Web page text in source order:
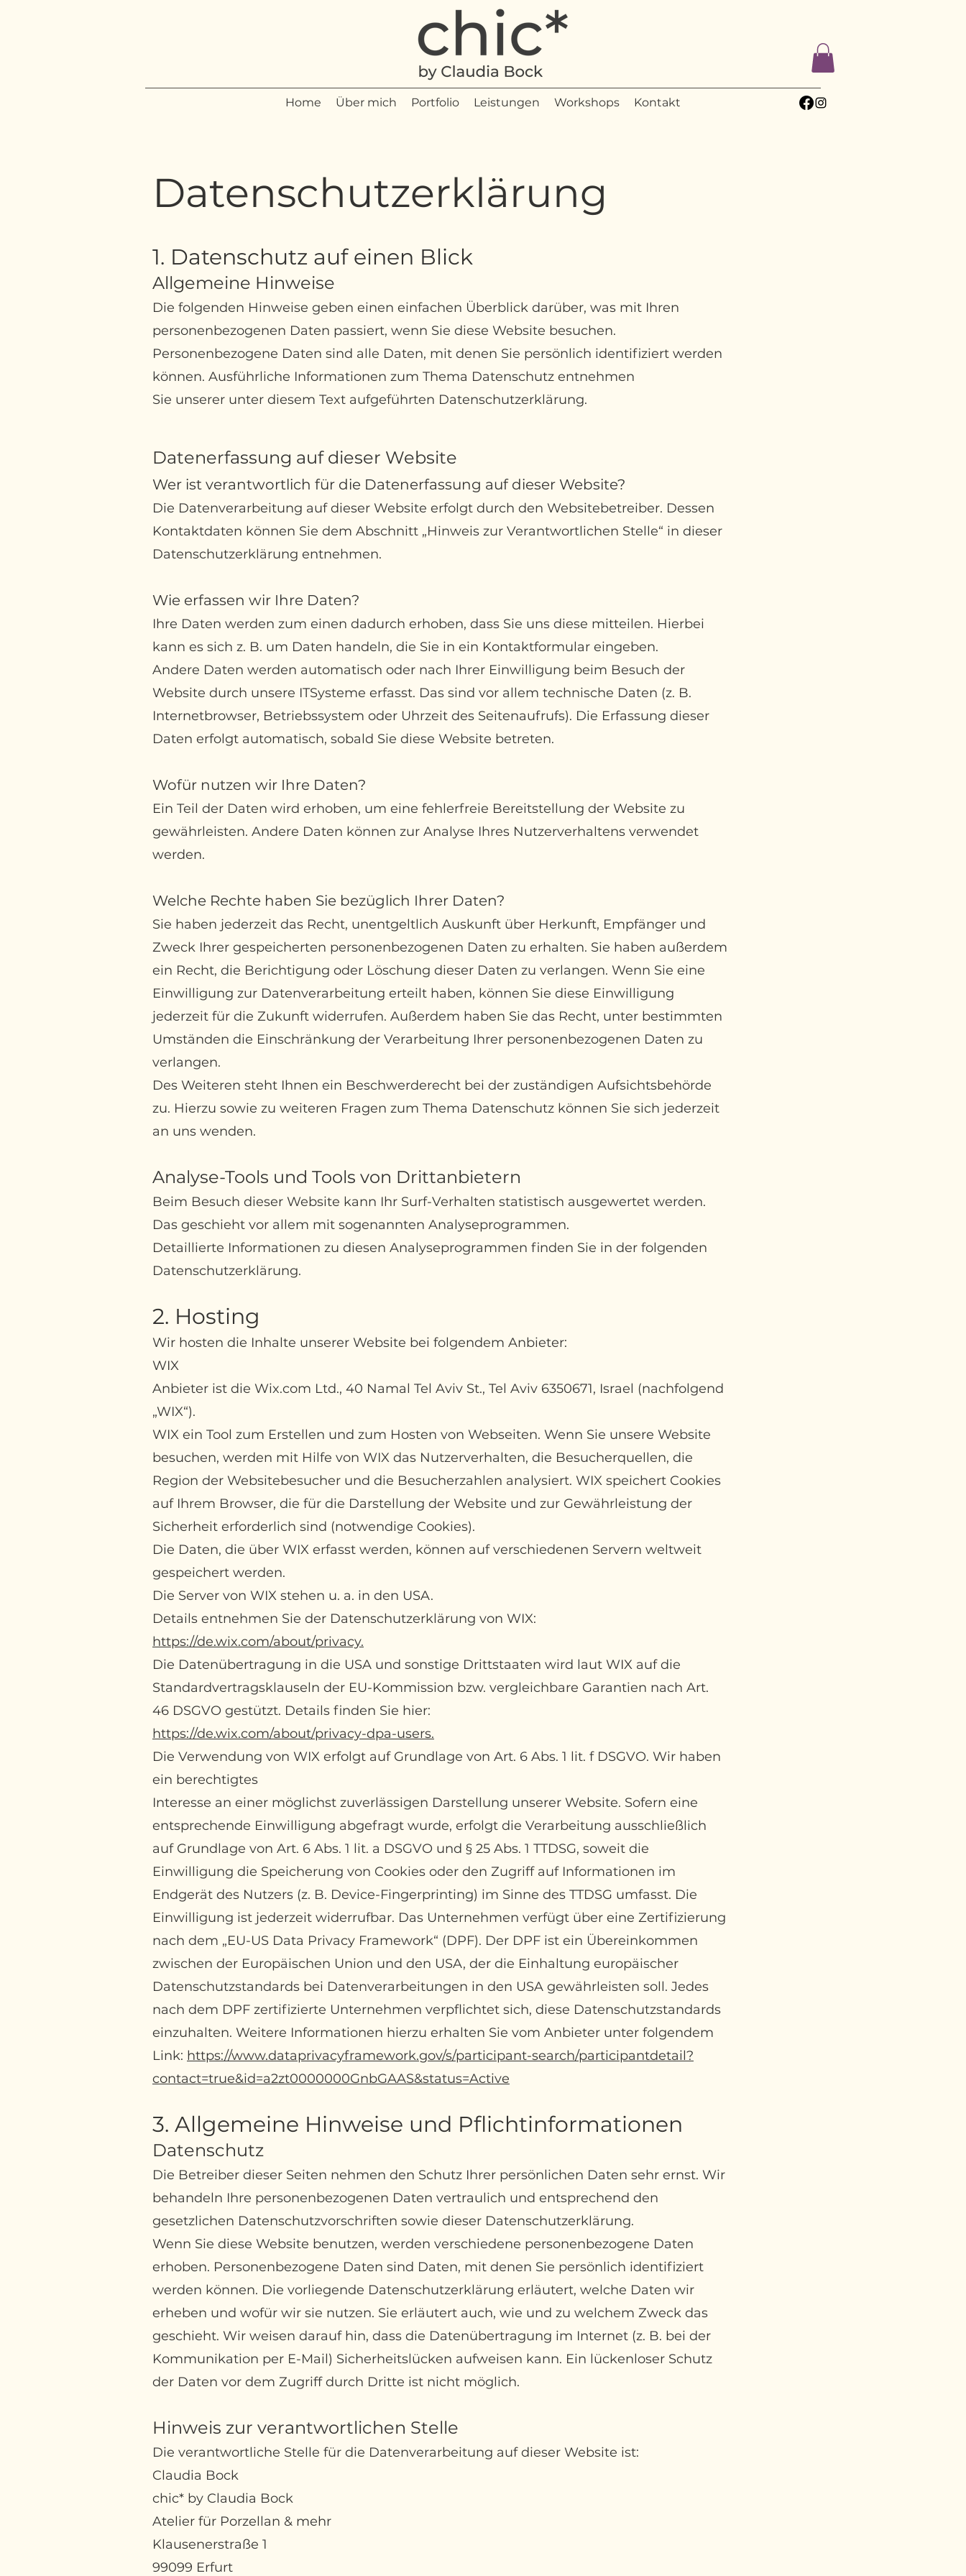
Home Über mich Portfolio Leistungen Workshops Kontakt
Datenschutzerklärung
1. Datenschutz auf einen Blick
Allgemeine Hinweise
Die folgenden Hinweise geben einen einfachen Überblick darüber, was mit Ihren
personenbezogenen Daten passiert, wenn Sie diese Website besuchen.
Personenbezogene Daten sind alle Daten, mit denen Sie persönlich identifiziert werden
können. Ausführliche Informationen zum Thema Datenschutz entnehmen
Sie unserer unter diesem Text aufgeführten Datenschutzerklärung.
Datenerfassung auf dieser Website
Wer ist verantwortlich für die Datenerfassung auf dieser Website?
Die Datenverarbeitung auf dieser Website erfolgt durch den Websitebetreiber. Dessen
Kontaktdaten können Sie dem Abschnitt „Hinweis zur Verantwortlichen Stelle“ in dieser
Datenschutzerklärung entnehmen.
Wie erfassen wir Ihre Daten?
Ihre Daten werden zum einen dadurch erhoben, dass Sie uns diese mitteilen. Hierbei
kann es sich z. B. um Daten handeln, die Sie in ein Kontaktformular eingeben.
Andere Daten werden automatisch oder nach Ihrer Einwilligung beim Besuch der
Website durch unsere ITSysteme erfasst. Das sind vor allem technische Daten (z. B.
Internetbrowser, Betriebssystem oder Uhrzeit des Seitenaufrufs). Die Erfassung dieser
Daten erfolgt automatisch, sobald Sie diese Website betreten.
Wofür nutzen wir Ihre Daten?
Ein Teil der Daten wird erhoben, um eine fehlerfreie Bereitstellung der Website zu
gewährleisten. Andere Daten können zur Analyse Ihres Nutzerverhaltens verwendet
werden.
Welche Rechte haben Sie bezüglich Ihrer Daten?
Sie haben jederzeit das Recht, unentgeltlich Auskunft über Herkunft, Empfänger und
Zweck Ihrer gespeicherten personenbezogenen Daten zu erhalten. Sie haben außerdem
ein Recht, die Berichtigung oder Löschung dieser Daten zu verlangen. Wenn Sie eine
Einwilligung zur Datenverarbeitung erteilt haben, können Sie diese Einwilligung
jederzeit für die Zukunft widerrufen. Außerdem haben Sie das Recht, unter bestimmten
Umständen die Einschränkung der Verarbeitung Ihrer personenbezogenen Daten zu
verlangen.
Des Weiteren steht Ihnen ein Beschwerderecht bei der zuständigen Aufsichtsbehörde
zu. Hierzu sowie zu weiteren Fragen zum Thema Datenschutz können Sie sich jederzeit
an uns wenden.
Analyse-Tools und Tools von Drittanbietern
Beim Besuch dieser Website kann Ihr Surf-Verhalten statistisch ausgewertet werden.
Das geschieht vor allem mit sogenannten Analyseprogrammen.
Detaillierte Informationen zu diesen Analyseprogrammen finden Sie in der folgenden
Datenschutzerklärung.
2. Hosting
Wir hosten die Inhalte unserer Website bei folgendem Anbieter:
WIX
Anbieter ist die Wix.com Ltd., 40 Namal Tel Aviv St., Tel Aviv 6350671, Israel (nachfolgend
„WIX“).
WIX ein Tool zum Erstellen und zum Hosten von Webseiten. Wenn Sie unsere Website
besuchen, werden mit Hilfe von WIX das Nutzerverhalten, die Besucherquellen, die
Region der Websitebesucher und die Besucherzahlen analysiert. WIX speichert Cookies
auf Ihrem Browser, die für die Darstellung der Website und zur Gewährleistung der
Sicherheit erforderlich sind (notwendige Cookies).
Die Daten, die über WIX erfasst werden, können auf verschiedenen Servern weltweit
gespeichert werden.
Die Server von WIX stehen u. a. in den USA.
Details entnehmen Sie der Datenschutzerklärung von WIX:
https://de.wix.com/about/privacy.
Die Datenübertragung in die USA und sonstige Drittstaaten wird laut WIX auf die
Standardvertragsklauseln der EU-Kommission bzw. vergleichbare Garantien nach Art.
46 DSGVO gestützt. Details finden Sie hier:
https://de.wix.com/about/privacy-dpa-users.
Die Verwendung von WIX erfolgt auf Grundlage von Art. 6 Abs. 1 lit. f DSGVO. Wir haben
ein berechtigtes
Interesse an einer möglichst zuverlässigen Darstellung unserer Website. Sofern eine
entsprechende Einwilligung abgefragt wurde, erfolgt die Verarbeitung ausschließlich
auf Grundlage von Art. 6 Abs. 1 lit. a DSGVO und § 25 Abs. 1 TTDSG, soweit die
Einwilligung die Speicherung von Cookies oder den Zugriff auf Informationen im
Endgerät des Nutzers (z. B. Device-Fingerprinting) im Sinne des TTDSG umfasst. Die
Einwilligung ist jederzeit widerrufbar. Das Unternehmen verfügt über eine Zertifizierung
nach dem „EU-US Data Privacy Framework“ (DPF). Der DPF ist ein Übereinkommen
zwischen der Europäischen Union und den USA, der die Einhaltung europäischer
Datenschutzstandards bei Datenverarbeitungen in den USA gewährleisten soll. Jedes
nach dem DPF zertifizierte Unternehmen verpflichtet sich, diese Datenschutzstandards
einzuhalten. Weitere Informationen hierzu erhalten Sie vom Anbieter unter folgendem
Link: https://www.dataprivacyframework.gov/s/participant-search/participantdetail?
contact=true&id=a2zt0000000GnbGAAS&status=Active
3. Allgemeine Hinweise und Pflichtinformationen
Datenschutz
Die Betreiber dieser Seiten nehmen den Schutz Ihrer persönlichen Daten sehr ernst. Wir
behandeln Ihre personenbezogenen Daten vertraulich und entsprechend den
gesetzlichen Datenschutzvorschriften sowie dieser Datenschutzerklärung.
Wenn Sie diese Website benutzen, werden verschiedene personenbezogene Daten
erhoben. Personenbezogene Daten sind Daten, mit denen Sie persönlich identifiziert
werden können. Die vorliegende Datenschutzerklärung erläutert, welche Daten wir
erheben und wofür wir sie nutzen. Sie erläutert auch, wie und zu welchem Zweck das
geschieht. Wir weisen darauf hin, dass die Datenübertragung im Internet (z. B. bei der
Kommunikation per E-Mail) Sicherheitslücken aufweisen kann. Ein lückenloser Schutz
der Daten vor dem Zugriff durch Dritte ist nicht möglich.
Hinweis zur verantwortlichen Stelle
Die verantwortliche Stelle für die Datenverarbeitung auf dieser Website ist:
Claudia Bock
chic* by Claudia Bock
Atelier für Porzellan & mehr
Klausenerstraße 1
99099 Erfurt